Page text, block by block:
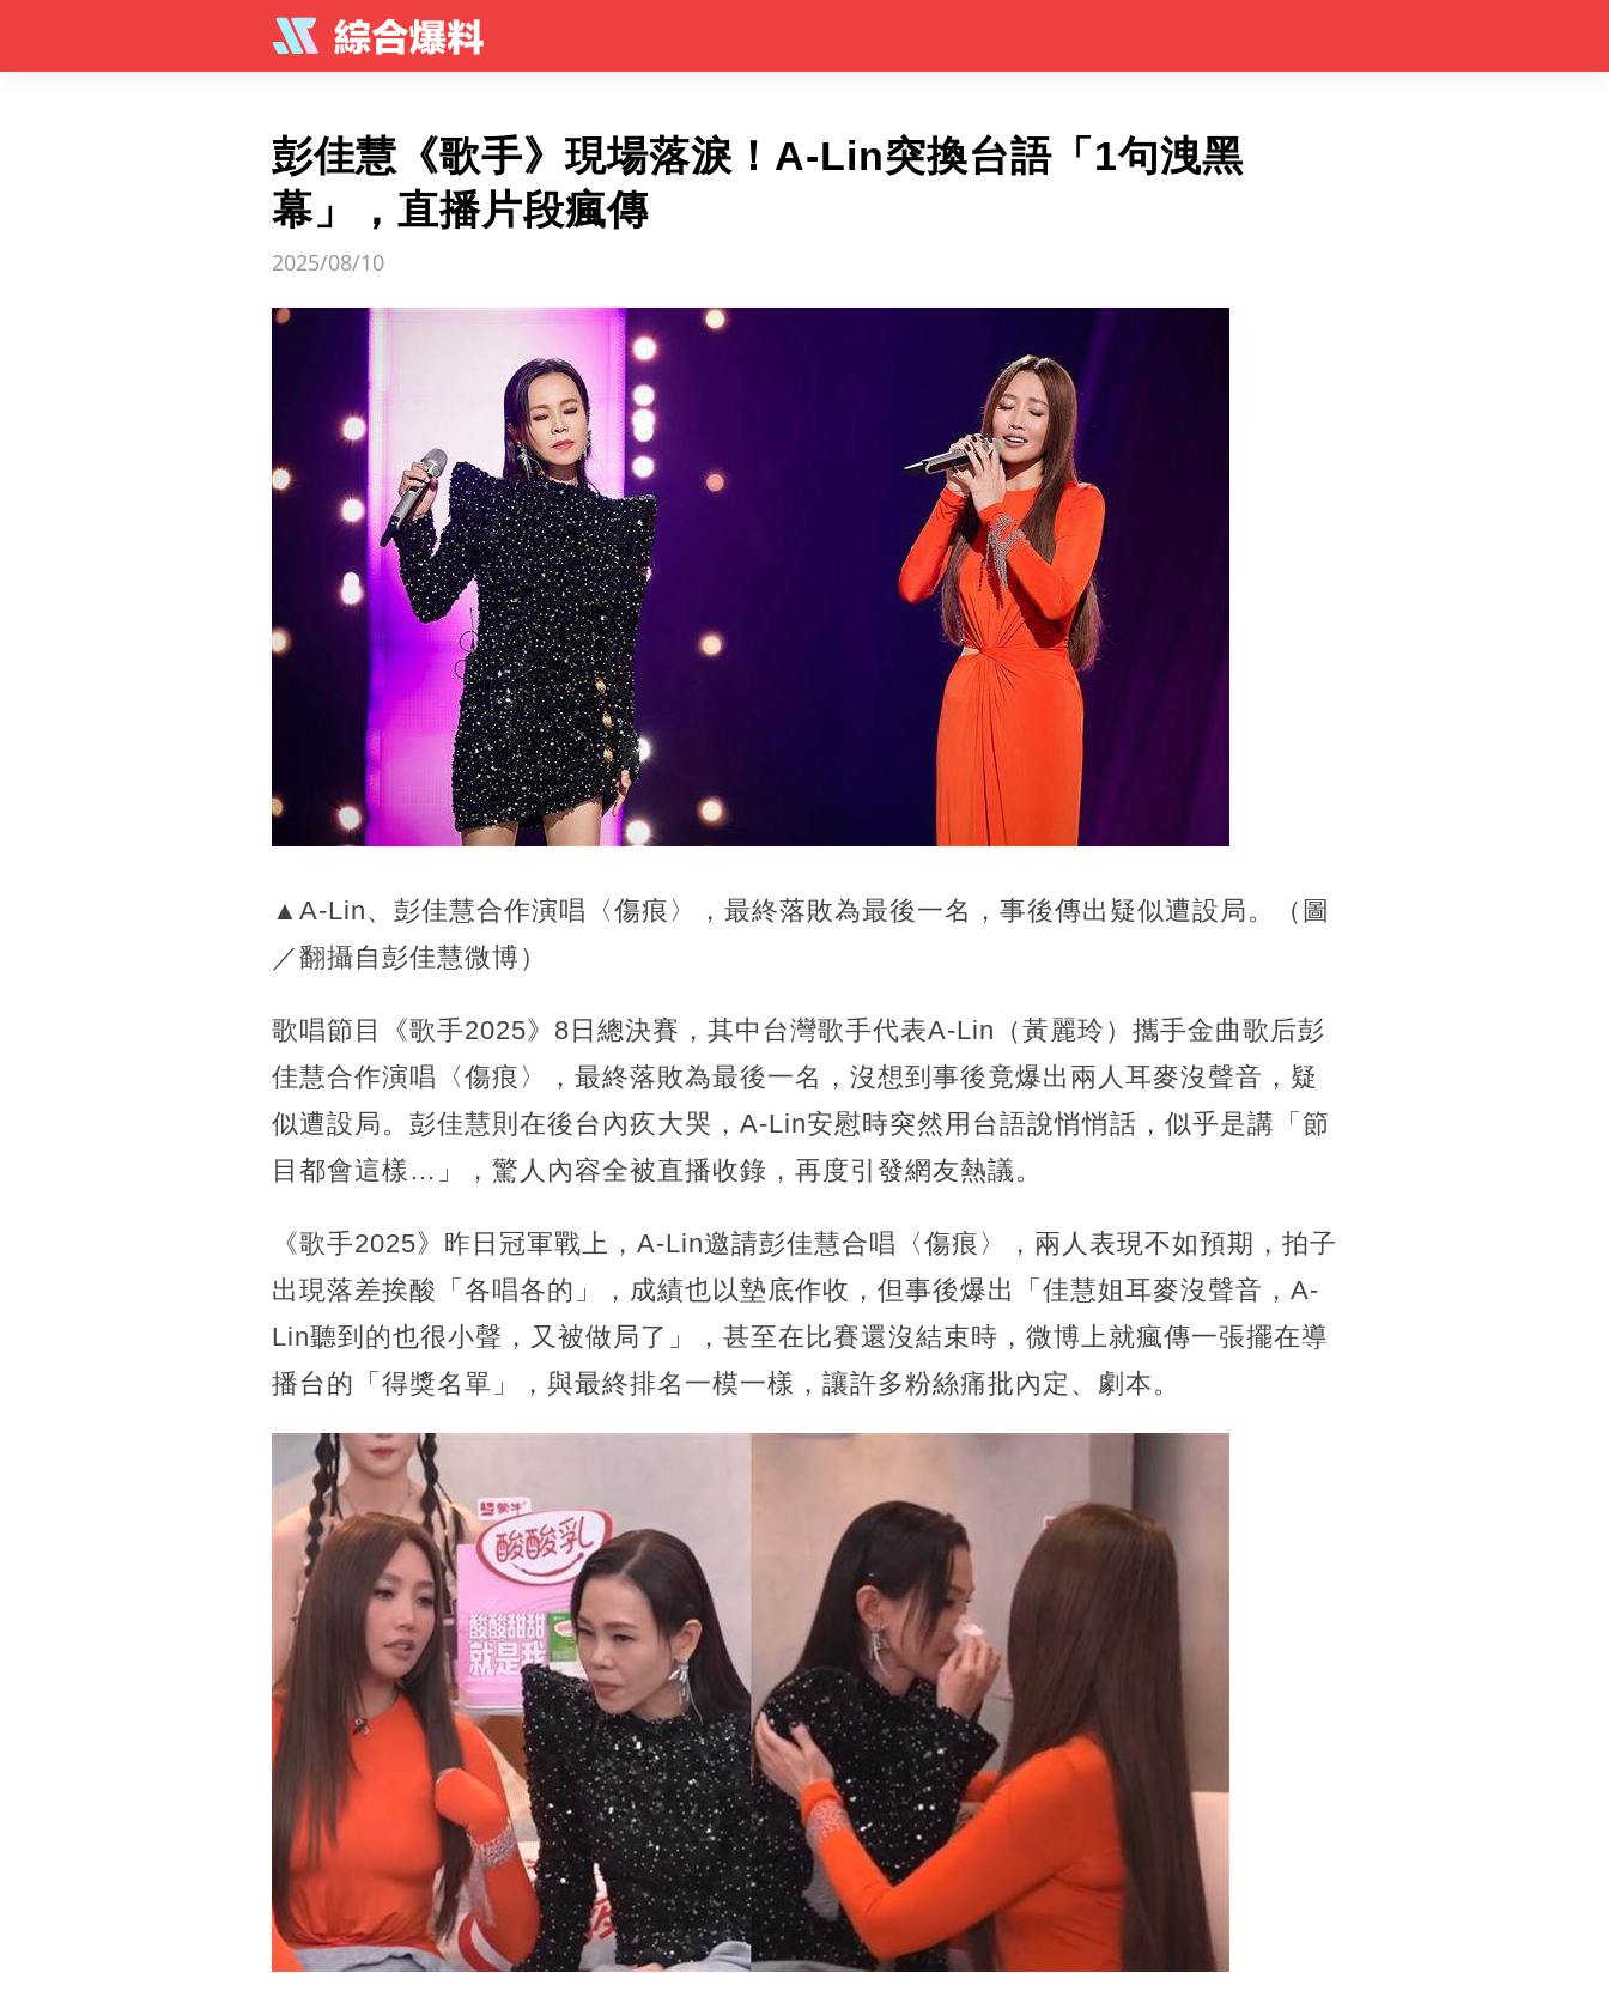
彭佳慧《歌手》現場落淚！A-Lin突換台語「1句洩黑
幕」，直播片段瘋傳
2025/08/10
▲A-Lin、彭佳慧合作演唱〈傷痕〉，最終落敗為最後一名，事後傳出疑似遭設局。（圖
／翻攝自彭佳慧微博）
歌唱節目《歌手2025》8日總決賽，其中台灣歌手代表A-Lin（黃麗玲）攜手金曲歌后彭
佳慧合作演唱〈傷痕〉，最終落敗為最後一名，沒想到事後竟爆出兩人耳麥沒聲音，疑
似遭設局。彭佳慧則在後台內疚大哭，A-Lin安慰時突然用台語說悄悄話，似乎是講「節
目都會這樣…」，驚人內容全被直播收錄，再度引發網友熱議。
《歌手2025》昨日冠軍戰上，A-Lin邀請彭佳慧合唱〈傷痕〉，兩人表現不如預期，拍子
出現落差挨酸「各唱各的」，成績也以墊底作收，但事後爆出「佳慧姐耳麥沒聲音，A-
Lin聽到的也很小聲，又被做局了」，甚至在比賽還沒結束時，微博上就瘋傳一張擺在導
播台的「得獎名單」，與最終排名一模一樣，讓許多粉絲痛批內定、劇本。